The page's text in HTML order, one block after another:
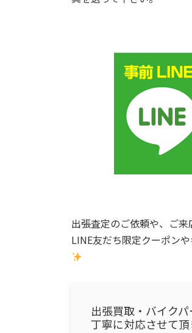
出張査定のご依頼や、ご
LINE友だち限定クーポン
出張買取・バイク
丁寧に対応させて頂